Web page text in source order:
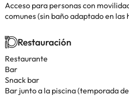
Acceso para personas con
comunes (sin baño adaptado en las
Restauración
Restaurante
Bar
Snack bar
Bar junto a la piscina (temporada